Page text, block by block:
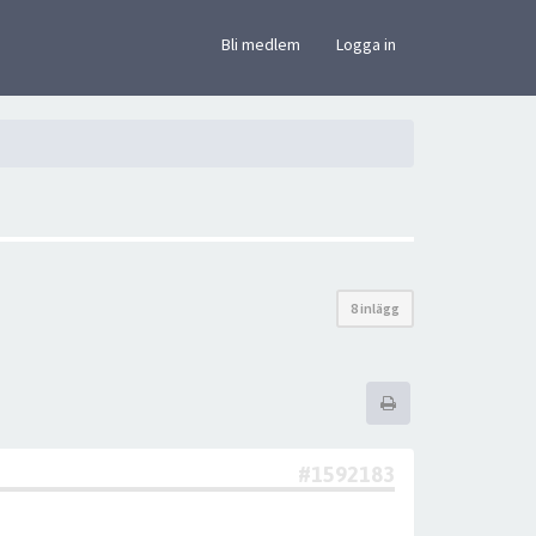
Bli medlem Logga in
8 inlägg
#1592183